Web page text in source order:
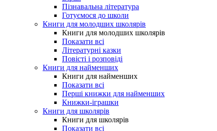
Пізнавальна література
Готуємося до школи
Книги для молодших школярів
Книги для молодших школярів
Показати всі
Літературні казки
Повісті і розповіді
Книги для найменших
Книги для найменших
Показати всі
Перші книжки для найменших
Книжки-іграшки
Книги для школярів
Книги для школярів
Показати всі